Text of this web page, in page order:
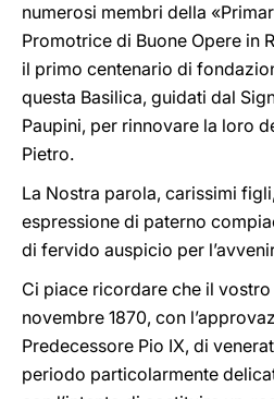
numerosi membri della
Promotrice di Buone Opere in
il primo centenario di
questa Basilica, guidati dal
Paupini, per rinnovare la loro
Pietro.
La Nostra parola, carissimi
espressione di paterno
di fervido auspicio per
Ci piace ricordare che il
novembre 1870, con
Predecessore Pio IX, di
periodo particolarmente